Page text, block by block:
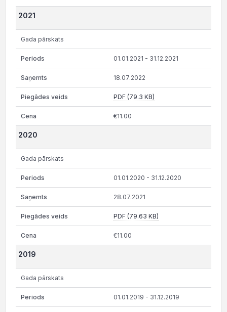
2021
Gada pārskats
01.01.2021 - 31.12.2021
18.07.2022
PDF (79.3 KB)
€11.00
2020
Gada pārskats
01.01.2020 - 31.12.2020
28.07.2021
PDF (79.63 KB)
€11.00
2019
Gada pārskats
01.01.2019 - 31.12.2019